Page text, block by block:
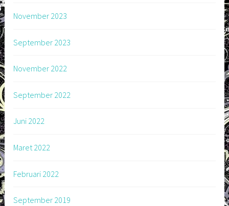
November 2023
September 2023
November 2022
September 2022
Juni 2022
Maret 2022
Februari 2022
September 2019